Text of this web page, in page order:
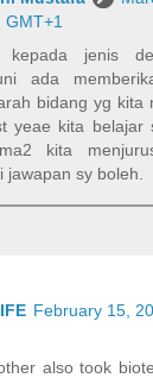
GMT+1
kepada jenis
ada
bidang yg kita
yeae kita belajar
kita
jawapan sy boleh.
February 15,
also took